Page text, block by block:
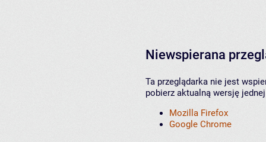
Niewspierana
Ta przeglądarka nie jest
pobierz aktualną wersję
Mozilla Firefox
Google Chrome